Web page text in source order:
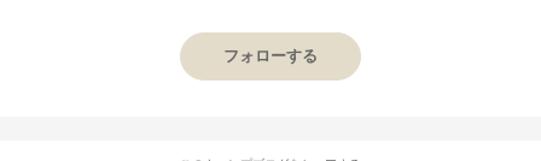
フォローする